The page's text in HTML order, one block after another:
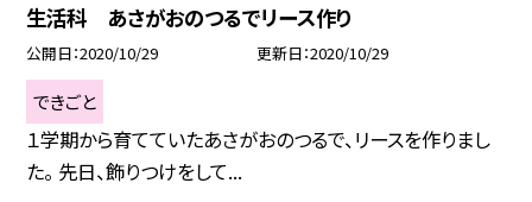
生活科 あさがおのつるでリース作り
公開日 2020/10/29 更新日 2020/10/29
できごと
１学期から育てていたあさがおのつるで、リースを作りまし
た。 先日、飾りつけをして...